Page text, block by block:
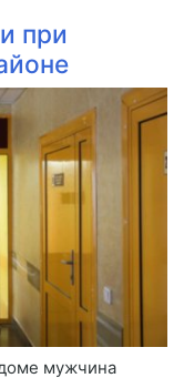
при
мужчина